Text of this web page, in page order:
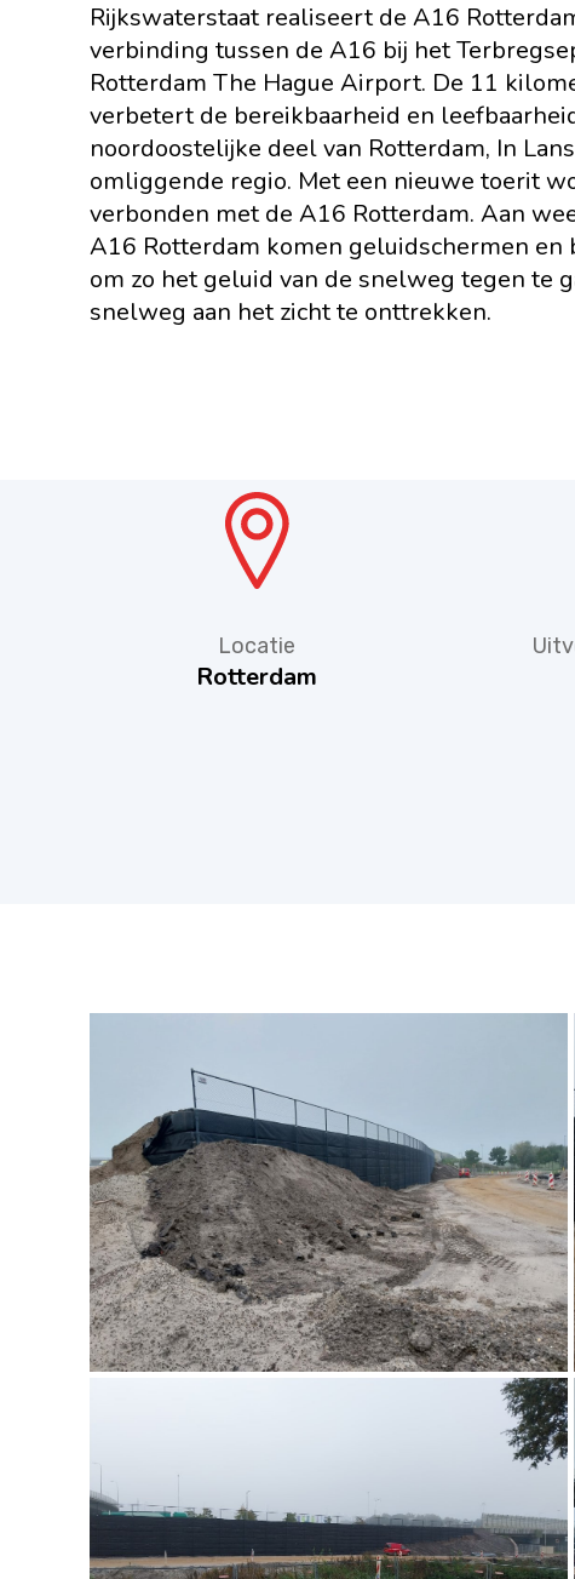
Rijkswaterstaat realiseert de A16
verbinding tussen de A16 bij het
Rotterdam The Hague Airport. De 11
verbetert de bereikbaarheid en
noordoostelijke deel van Rotterdam, In
omliggende regio. Met een nieuwe toerit
verbonden met de A16 Rotterdam. Aan
A16 Rotterdam komen geluidschermen en
om zo het geluid van de snelweg tegen te
snelweg aan het zicht te onttrekken.
Locatie
Rotterdam